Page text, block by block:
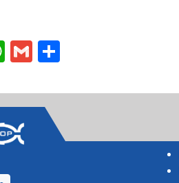
WhatsApp
Gmail